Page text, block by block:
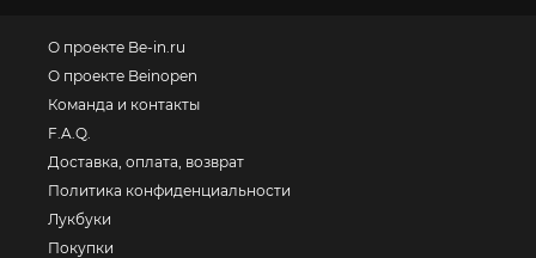
О проекте Be-in.ru
О проекте Beinopen
Команда и контакты
F.A.Q.
Доставка, оплата, возврат
Политика конфиденциальности
Лукбуки
Покупки